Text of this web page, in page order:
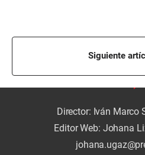
Siguiente
Director: Iván Marco
Editor Web: Johana